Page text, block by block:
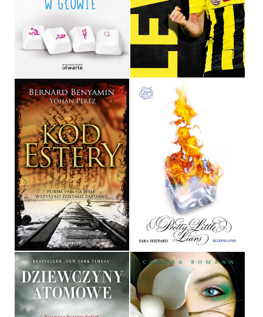
ABBY LEE
34,90 ZŁ
NATALIA DOLEGŁO
OPRAWA MIĘKKA
24,90 ZŁ
KOD ESTERY
BERNARD BENYAMIN
OPRAWA MIĘKKA
34,90 ZŁ
ROZPALONE
SARA SHEPARD
OPRAWA MIĘKKA
34,90 ZŁ